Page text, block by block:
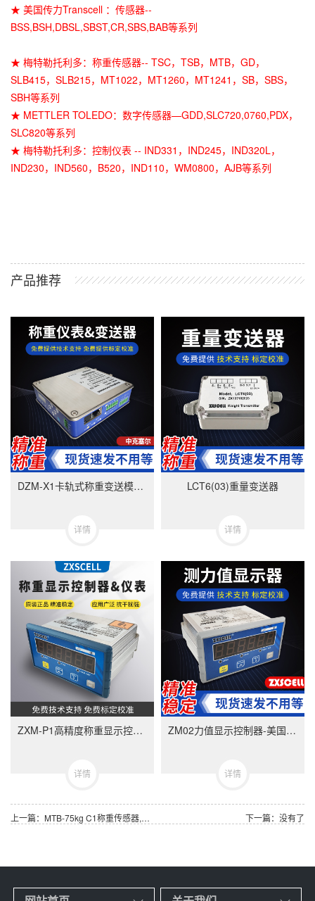
★ 美国传力Transcell ：传感器--
BSS,BSH,DBSL,SBST,CR,SBS,BAB等系列
★ 梅特勒托利多：称重传感器-- TSC，TSB，MTB，GD，
SLB415，SLB215，MT1022，MT1260，MT1241，SB，SBS，
SBH等系列
★ METTLER TOLEDO：数字传感器—GDD,SLC720,0760,PDX，
SLC820等系列
★ 梅特勒托利多：控制仪表 -- IND331，IND245，IND320L，
IND230，IND560，B520，IND110，WM0800，AJB等系列
产品推荐
DZM-X1卡轨式称重变送模块-美国中克塞尔品牌
详情
LCT6(03)重量变送器
详情
ZXM-P1高精度称重显示控制器-ZXMP1美国中克塞尔品牌称重仪表
详情
ZM02力值显示控制器-美国中克塞尔品牌称重仪表
详情
上一篇：MTB-75kg C1称重传感器,梅特勒托利多MTB-75kg 3m C1 CN 4P(72244154) 下一篇：没有了